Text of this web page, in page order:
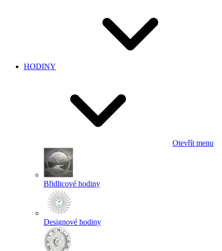
HODINY
Otevřít menu
Břidlicové hodiny
Designové hodiny